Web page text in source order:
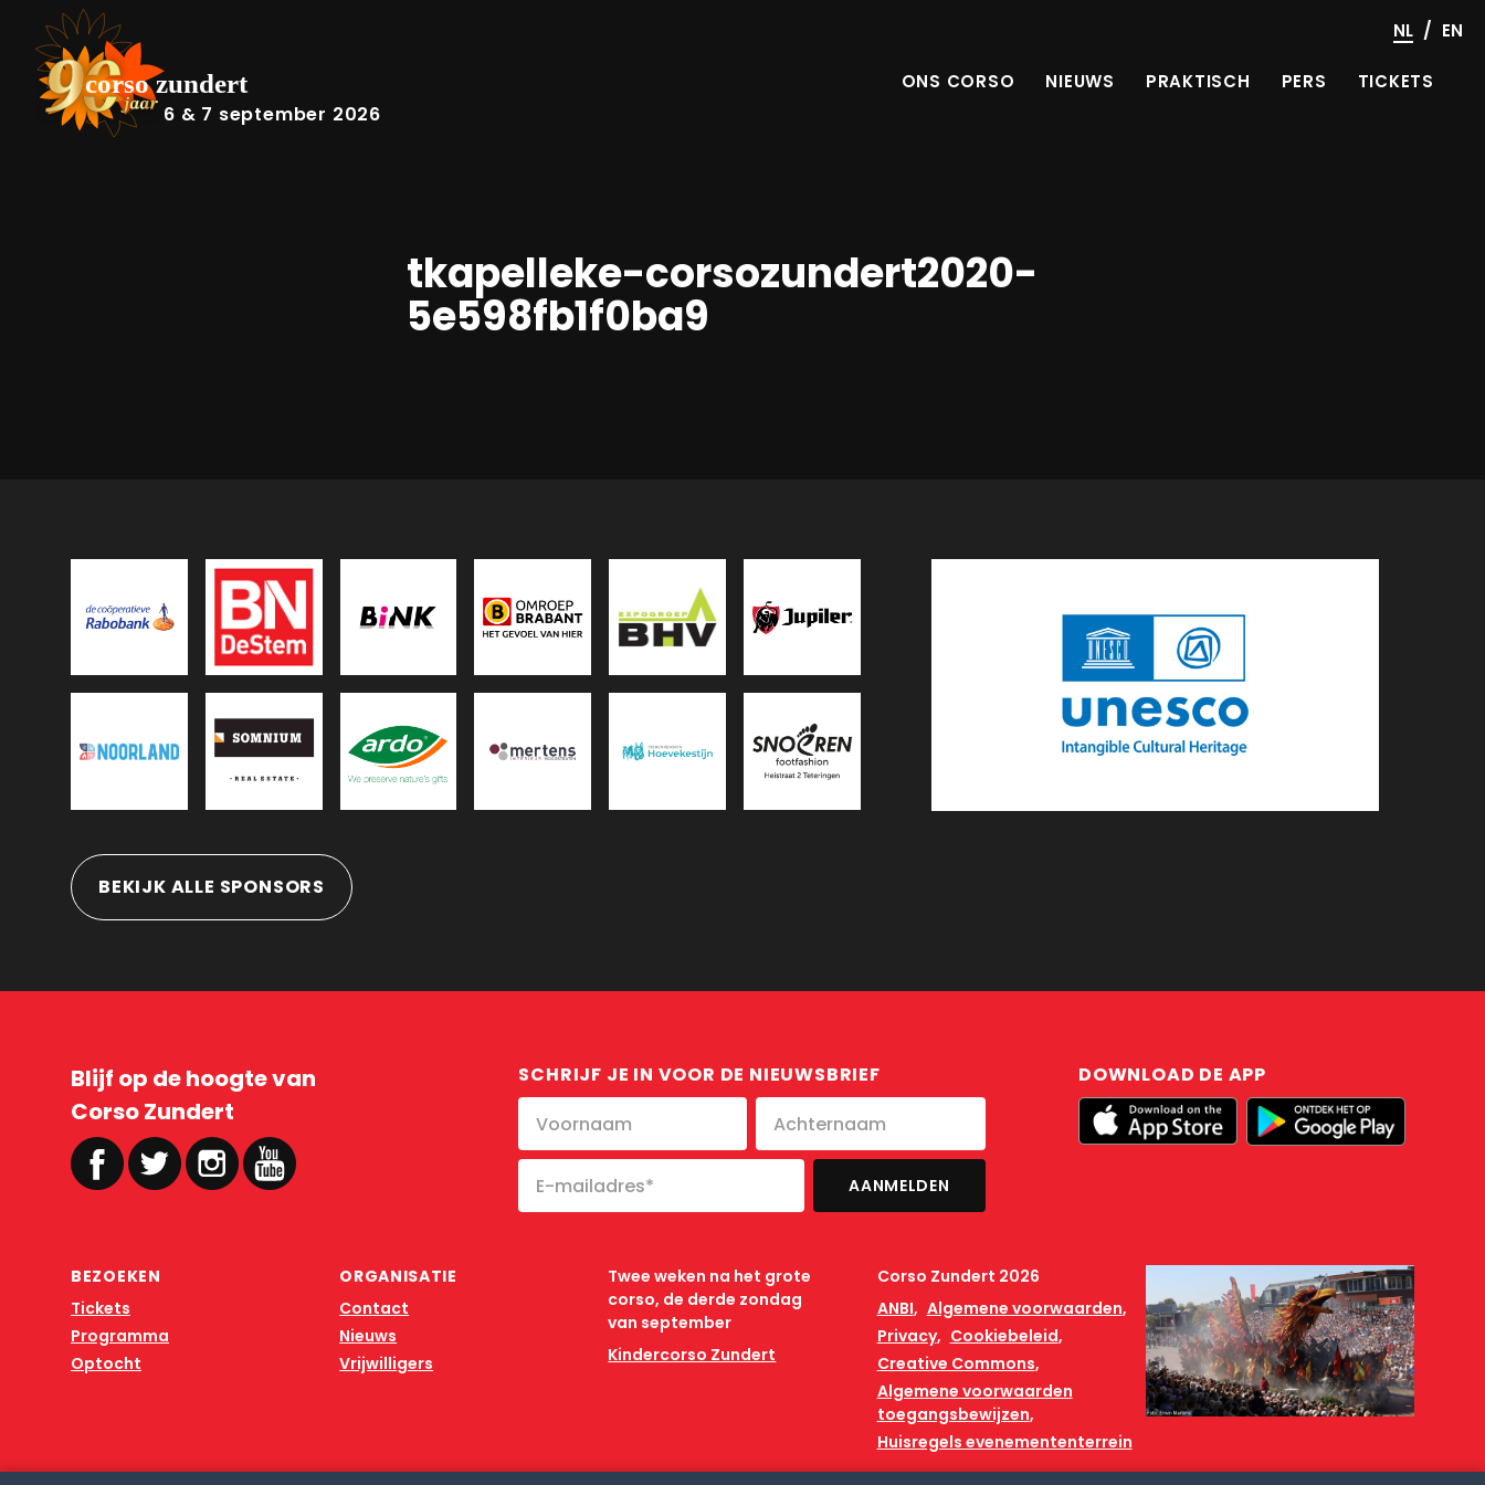
6 & 7 september 2026
ONS CORSO NIEUWS PRAKTISCH PERS TICKETS
NL / EN
tkapelleke-corsozundert2020-
5e598fb1f0ba9
BEKIJK ALLE SPONSORS
Blijf op de hoogte van
Corso Zundert
SCHRIJF JE IN VOOR DE NIEUWSBRIEF DOWNLOAD DE APP
BEZOEKEN
Tickets
Programma
Optocht
ORGANISATIE
Contact
Nieuws
Vrijwilligers
Twee weken na het grote
corso, de derde zondag
van september
Kindercorso Zundert
Corso Zundert 2026
ANBI
Algemene voorwaarden
Privacy
Cookiebeleid
Creative Commons
Algemene voorwaarden
toegangsbewijzen
Huisregels evenemententerrein